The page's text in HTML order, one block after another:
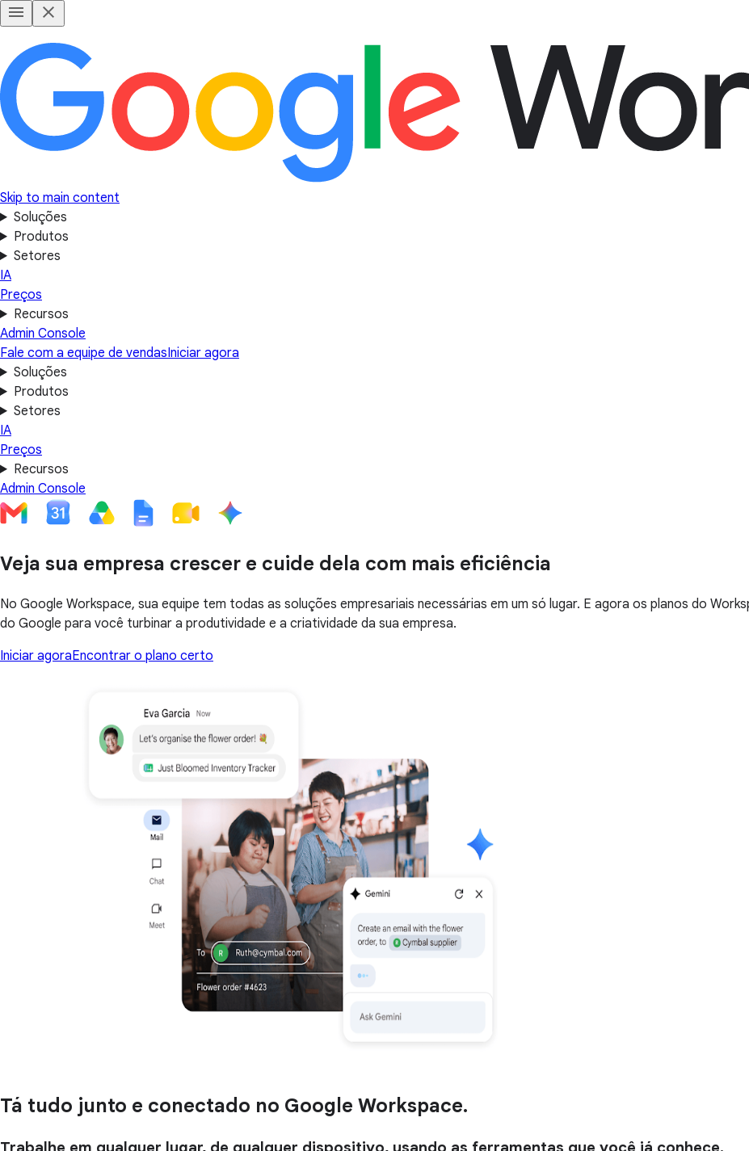
Skip to main content
Soluções
Produtos
Setores
IA
Preços
Recursos
Admin Console
Fale com a equipe de vendasIniciar agora
Soluções
Produtos
Setores
IA
Preços
Recursos
Admin Console
Veja sua empresa crescer e cuide dela com mais eficiência
No Google Workspace, sua equipe tem todas as soluções empresariais necessárias em um só lugar. E agora os planos do
do Google para você turbinar a produtividade e a criatividade da sua empresa.
Iniciar agoraEncontrar o plano certo
Tá tudo junto e conectado no Google Workspace.
Trabalhe em qualquer lugar, de qualquer dispositivo, usando as ferramentas que você já conhece.